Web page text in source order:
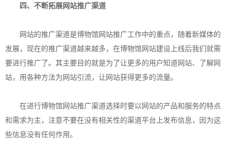
四、不断拓展网站推广渠道
网站的推广渠道是博物馆网站推广工作中的重点，随着新媒体的
发展，现在的推广渠道越来越多，在博物馆网站建设上线后我们就需
要进行推广了。其主要目的就是为了让更多的用户知道网站、了解网
站，用各种方法为网站引流，让网站获得更多的流量。
在进行博物馆网站推广渠道选择时要以网站的产品和服务的特点
和需求为主，注意不要在没有相关性的渠道平台上发布信息，因为这
些信息没有任何作用。